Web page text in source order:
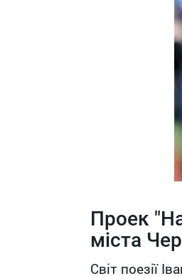
Проек
міста
Світ поезії